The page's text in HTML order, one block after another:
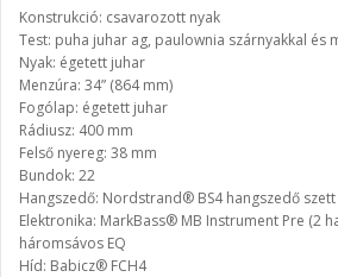
Konstrukció: csavarozott nyak
Test: puha juhar ag, paulownia szárnyakkal és
Nyak: égetett juhar
Menzúra: 34” (864 mm)
Fogólap: égetett juhar
Rádiusz: 400 mm
Felső nyereg: 38 mm
Bundok: 22
Hangszedő: Nordstrand® BS4 hangszedő szett
Elektronika: MarkBass® MB Instrument Pre (2
háromsávos EQ
Híd: Babicz® FCH4